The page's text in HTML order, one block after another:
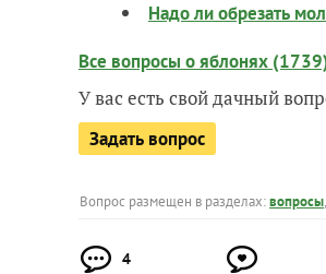
Надо ли обрезать
Все вопросы о яблонях
У вас есть свой дачный
Задать вопрос
Вопрос размещен в разделах:вопросы,
4